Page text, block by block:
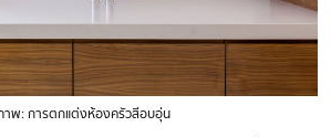
าพ: การตกแต่งห้องครัวสีอบอุ่น